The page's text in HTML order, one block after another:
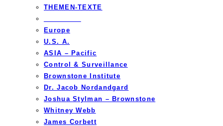
THEMEN-TEXTE
Europe
U.S. A.
ASIA – Pacific
Control & Surveillance
Brownstone Institute
Dr. Jacob Nordandgard
Joshua Stylman – Brownstone
Whitney Webb
James Corbett